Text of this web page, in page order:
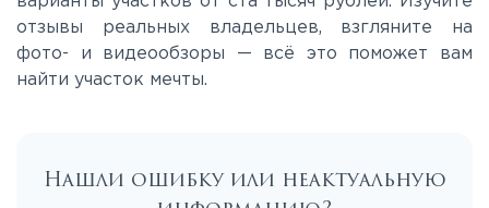
отзывы реальных владельцев, взгляните на
фото- и видеообзоры — всё это поможет вам
найти участок мечты.
Нашли ошибку или неактуальную